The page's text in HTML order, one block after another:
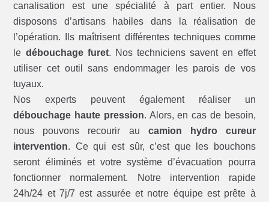
canalisation est une spécialité à part entier. Nous
disposons d’artisans habiles dans la réalisation de
l’opération. Ils maîtrisent différentes techniques comme
le débouchage furet. Nos techniciens savent en effet
utiliser cet outil sans endommager les parois de vos
tuyaux.
Nos experts peuvent également réaliser un
débouchage haute pression. Alors, en cas de besoin,
nous pouvons recourir au camion hydro cureur
intervention. Ce qui est sûr, c’est que les bouchons
seront éliminés et votre système d’évacuation pourra
fonctionner normalement. Notre intervention rapide
24h/24 et 7j/7 est assurée et notre équipe est prête à